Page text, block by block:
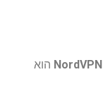
NordVPN הוא